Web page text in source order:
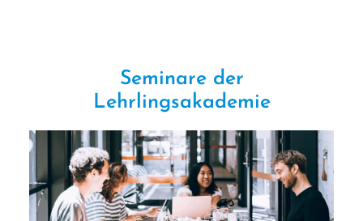
Seminare der
Lehrlingsakademie
LAP Vorbereitung &